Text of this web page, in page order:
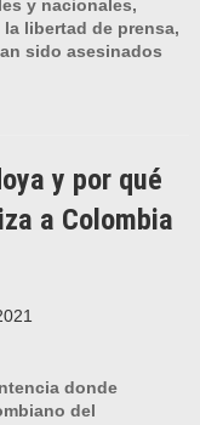
y nacionales,
la libertad de prensa,
sido asesinados
y por qué
a Colombia
donde
del